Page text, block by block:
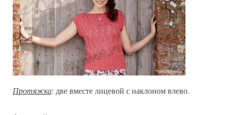
Протяжка: две вместе лицевой с наклоном влево.